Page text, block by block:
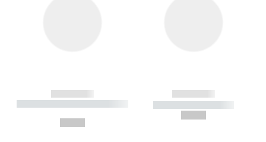
------------
----------- ----------- --------
------------
----------- -----------